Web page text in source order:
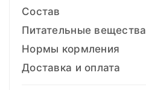
Состав
Питательные вещества
Нормы кормления
Доставка и оплата